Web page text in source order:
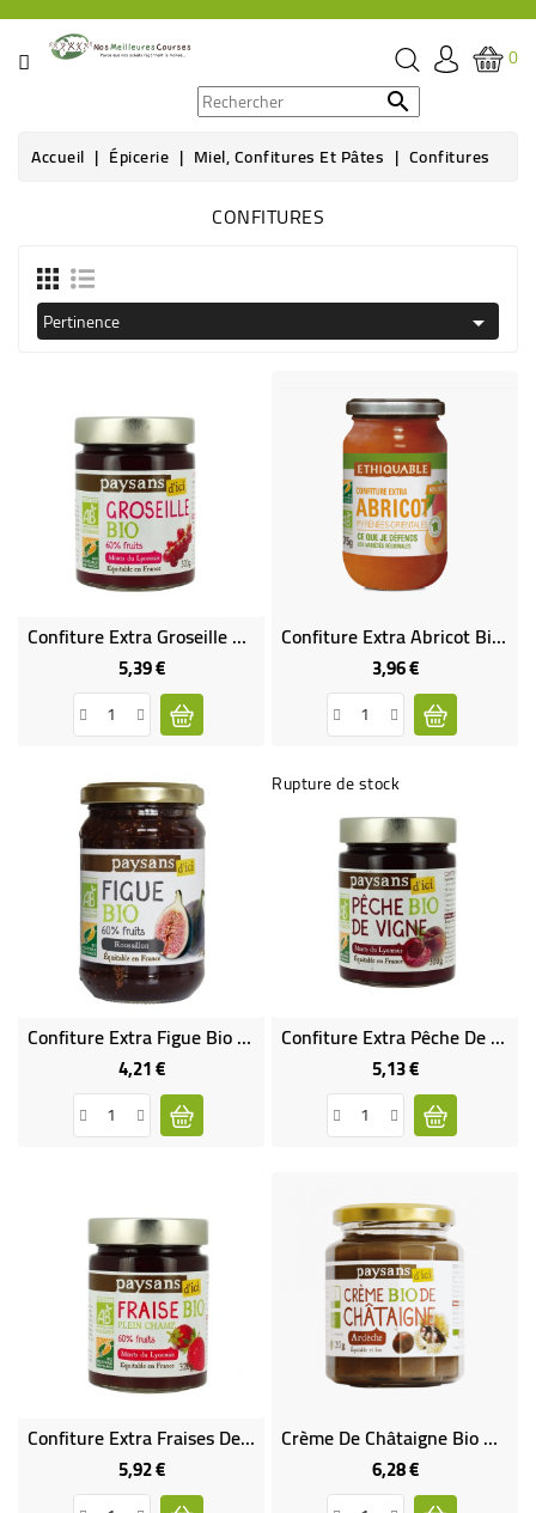
CATÉGORIE
ÉPICERIE
BOISSON
SANTÉ
CULTUREL
0

Accueil Épicerie Miel, Confitures Et Pâtes Confitures
CONFITURES
Pertinence 
Confiture Extra Groseille Bio & Équitable
5,39 €Prix
Confiture Extra Abricot Bio & Équitable
3,96 €Prix
Confiture Extra Figue Bio & Équitable
4,21 €Prix
Rupture de stock
Confiture Extra Pêche De Vigne Bio & Équitable
5,13 €Prix
Confiture Extra Fraises Des Monts Du Lyonnais Bio & Équitable
5,92 €Prix
Crème De Châtaigne Bio & Équitable
6,28 €Prix